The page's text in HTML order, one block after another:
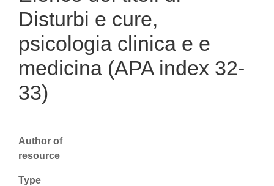
Disturbi e cure,
psicologia clinica e e
medicina (APA index 32-
33)
Author of
resource
Type